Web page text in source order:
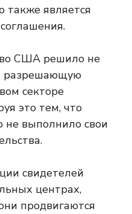
также является
США решило не
разрешающую
секторе
это тем, что
не выполнило свои
свидетелей
центрах,
продвигаются